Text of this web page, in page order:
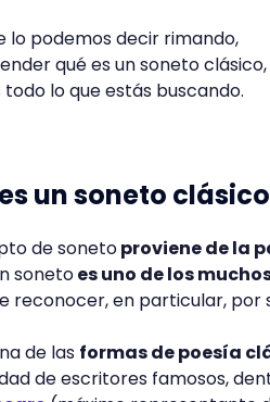
lo podemos decir rimando,
qué es un soneto clásico,
lo que estás buscando.
un soneto
de sonetoproviene de la
sonetoes uno de los
reconocer, en particular, por
de las formas de poesía
de escritores famosos,